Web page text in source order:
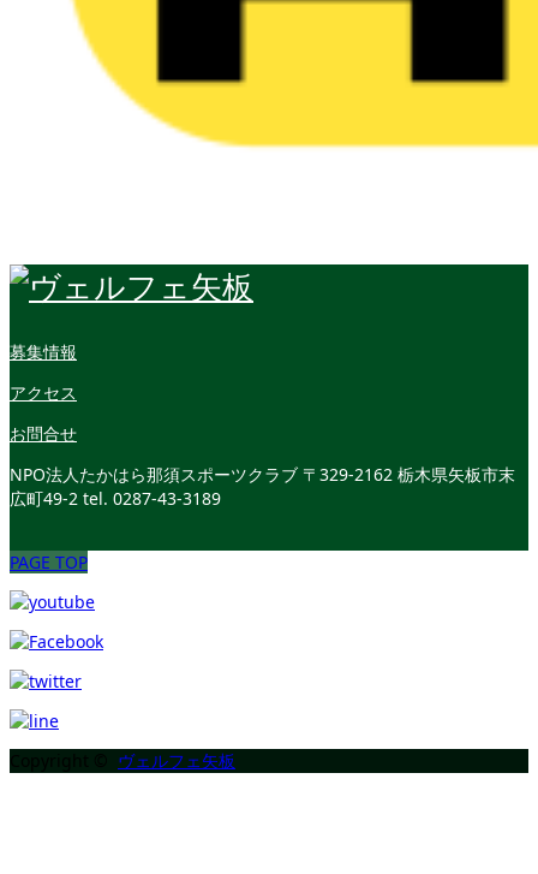
募集情報
アクセス
お問合せ
NPO法人たかはら那須スポーツクラブ 〒329-2162 栃木県矢板市末
広町49-2 tel. 0287-43-3189
PAGE TOP
ヴェルフェ矢板